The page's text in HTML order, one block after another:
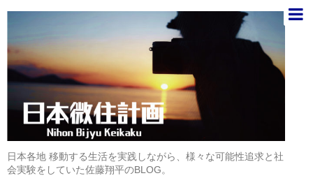
日本各地 移動する生活を実践しながら、様々な可能性追求と社
会実験をしていた佐藤翔平のBLOG。